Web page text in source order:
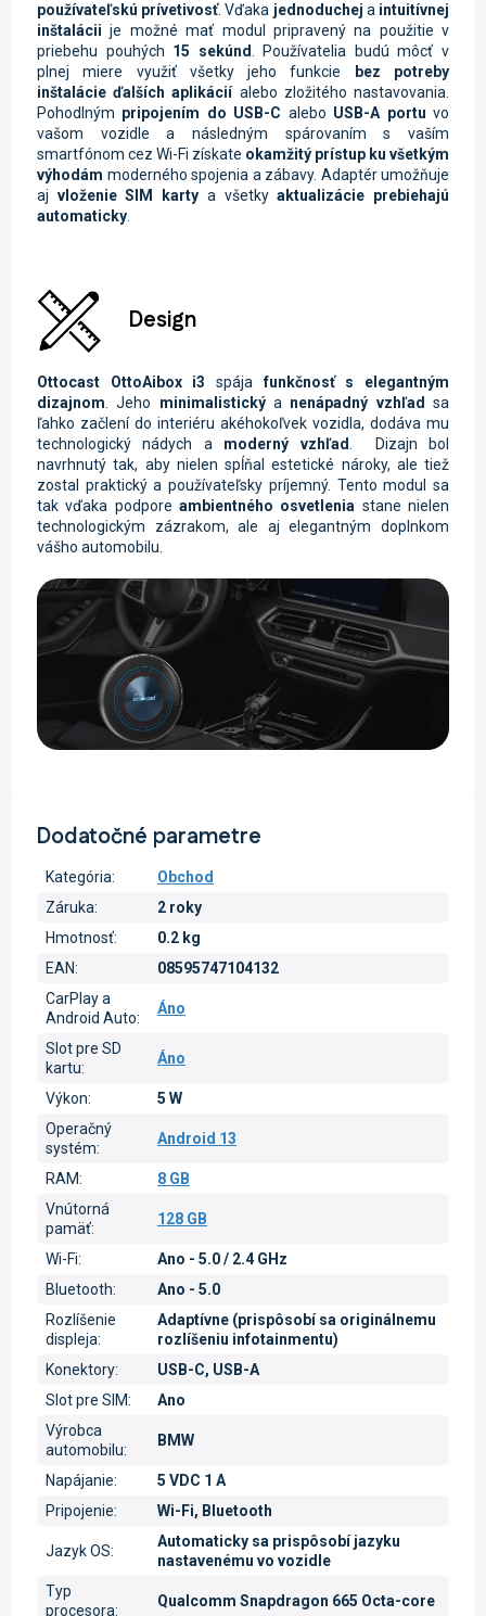
používateľskú prívetivosť. Vďaka jednoduchej a intuitívnej
inštalácii je možné mať modul pripravený na použitie v
priebehu pouhých 15 sekúnd
. Používatelia budú môcť v
plnej miere využiť všetky jeho funkcie
bez potreby
inštalácie ďalších aplikáciíalebo zložitého nastavovania.
Pohodlným pripojením do USB-C alebo USB-A portu vo
vašom vozidle a následným spárovaním s vaším
smartfónom cez Wi-Fi získate okamžitý prístup ku všetkým
výhodám moderného spojenia a zábavy. Adaptér umožňuje
aj vloženie SIM karty a všetkyaktualizácie prebiehajú
automaticky
Design
Ottocast OttoAibox i3 spája funkčnosť s elegantným
dizajnom . Jeho minimalistickýa nenápadný vzhľad
sa
ľahko začlení do interiéru akéhokoľvek vozidla, dodáva mu
technologický nádych a moderný vzhľad
. Dizajn bol
navrhnutý tak, aby nielen spĺňal estetické nároky, ale tiež
zostal praktický a používateľsky príjemný. Tento modul sa
tak vďaka podpore ambientného osvetlenia stane nielen
technologickým zázrakom, ale aj elegantným doplnkom
vášho automobilu.
Dodatočné parametre
Kategória:
Obchod
Záruka:
2 roky
Hmotnosť:
0.2 kg
EAN:
08595747104132
CarPlay a
Android Auto:
Áno
Slot pre SD
kartu:
Áno
Výkon:
5 W
Operačný
systém:
Android 13
RAM:
8 GB
Vnútorná
pamäť:
128 GB
Wi-Fi:
Ano - 5.0 / 2.4 GHz
Bluetooth:
Ano - 5.0
Rozlíšenie
displeja:
Adaptívne (prispôsobí sa originálnemu
rozlíšeniu infotainmentu)
Konektory:
USB-C, USB-A
Slot pre SIM:
Ano
Výrobca
automobilu:
BMW
Napájanie:
5 VDC 1 A
Pripojenie: Wi-Fi, Bluetooth
Jazyk OS:
Automaticky sa prispôsobí jazyku
nastavenému vo vozidle
Typ
procesora:
Qualcomm Snapdragon 665 Octa-core